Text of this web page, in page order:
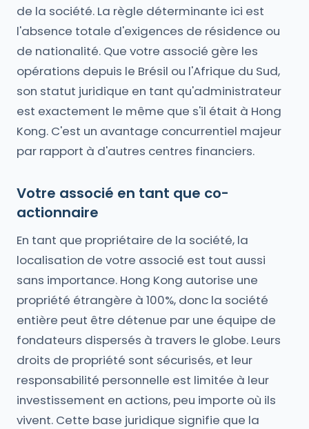
de la société. La règle déterminante ici est
l'absence totale d'exigences de résidence ou
de nationalité. Que votre associé gère les
opérations depuis le Brésil ou l'Afrique du Sud,
son statut juridique en tant qu'administrateur
est exactement le même que s'il était à Hong
Kong. C'est un avantage concurrentiel majeur
par rapport à d'autres centres financiers.
Votre associé en tant que co-
actionnaire
En tant que propriétaire de la société, la
localisation de votre associé est tout aussi
sans importance. Hong Kong autorise une
propriété étrangère à 100%, donc la société
entière peut être détenue par une équipe de
fondateurs dispersés à travers le globe. Leurs
droits de propriété sont sécurisés, et leur
responsabilité personnelle est limitée à leur
investissement en actions, peu importe où ils
vivent. Cette base juridique signifie que la